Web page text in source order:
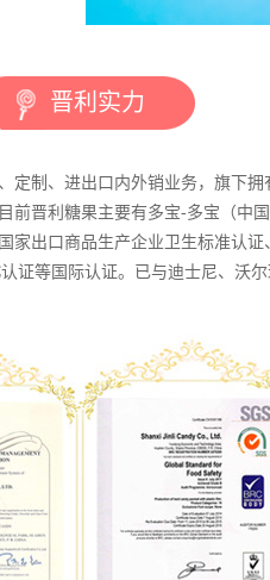
晋利实力
定制、进出口内外销业务，旗下
前晋利糖果主要有多宝-多宝（中
出口商品生产企业卫生标准认证
证等国际认证。已与迪士尼、沃